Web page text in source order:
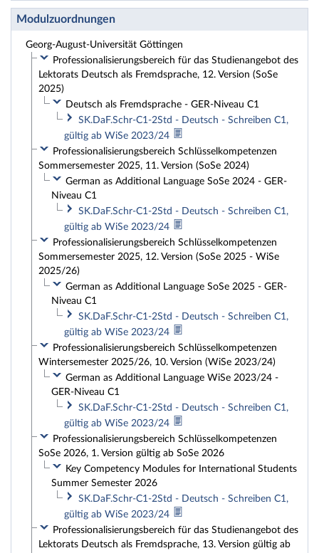
Modulzuordnungen
Georg-August-Universität Göttingen
Professionalisierungsbereich für das Studienangebot des
Lektorats Deutsch als Fremdsprache, 12. Version (SoSe
2025)
Deutsch als Fremdsprache - GER-Niveau C1
SK.DaF.Schr-C1-2Std - Deutsch - Schreiben C1,
gültig ab WiSe 2023/24
Professionalisierungsbereich Schlüsselkompetenzen
Sommersemester 2025, 11. Version (SoSe 2024)
German as Additional Language SoSe 2024 - GER-
Niveau C1
SK.DaF.Schr-C1-2Std - Deutsch - Schreiben C1,
gültig ab WiSe 2023/24
Professionalisierungsbereich Schlüsselkompetenzen
Sommersemester 2025, 12. Version (SoSe 2025 - WiSe
2025/26)
German as Additional Language SoSe 2025 - GER-
Niveau C1
SK.DaF.Schr-C1-2Std - Deutsch - Schreiben C1,
gültig ab WiSe 2023/24
Professionalisierungsbereich Schlüsselkompetenzen
Wintersemester 2025/26, 10. Version (WiSe 2023/24)
German as Additional Language WiSe 2023/24 -
GER-Niveau C1
SK.DaF.Schr-C1-2Std - Deutsch - Schreiben C1,
gültig ab WiSe 2023/24
Professionalisierungsbereich Schlüsselkompetenzen
SoSe 2026, 1. Version gültig ab SoSe 2026
Key Competency Modules for International Students
Summer Semester 2026
SK.DaF.Schr-C1-2Std - Deutsch - Schreiben C1,
gültig ab WiSe 2023/24
Professionalisierungsbereich für das Studienangebot des
Lektorats Deutsch als Fremdsprache, 13. Version gültig ab